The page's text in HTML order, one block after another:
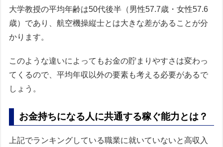
大学教授の平均年齢は50代後半（男性57.7歳・女性57.6
歳）であり、航空機操縦士とは大きな差があることが分
かります。
このような違いによってもお金の貯まりやすさは変わっ
てくるので、平均年収以外の要素も考える必要があるで
しょう。
お金持ちになる人に共通する稼ぐ能力とは？
上記でランキングしている職業に就いていないと高収入